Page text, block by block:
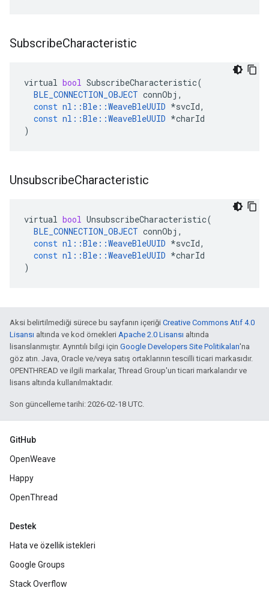
SubscribeCharacteristic
virtual bool SubscribeCharacteristic(
BLE_CONNECTION_OBJECT connObj ,
const nl ::Ble ::WeaveBleUUID *svcId,
const nl ::Ble ::WeaveBleUUID *charId
)
UnsubscribeCharacteristic
virtual bool UnsubscribeCharacteristic(
BLE_CONNECTION_OBJECT connObj ,
const nl ::Ble ::WeaveBleUUID *svcId,
const nl ::Ble ::WeaveBleUUID *charId
)
Aksi belirtilmediği sürece bu sayfanın içeriği Creative Commons Atıf 4.0
Lisansı altında ve kod örnekleri Apache 2.0 Lisansı altında
lisanslanmıştır. Ayrıntılı bilgi için Google Developers Site Politikaları'na
göz atın. Java, Oracle ve/veya satış ortaklarının tescilli ticari markasıdır.
OPENTHREAD ve ilgili markalar, Thread Group'un ticari markalarıdır ve
lisans altında kullanılmaktadır.
Son güncelleme tarihi: 2026-02-18 UTC.
GitHub
OpenWeave
Happy
OpenThread
Destek
Hata ve özellik istekleri
Google Groups
Stack Overflow